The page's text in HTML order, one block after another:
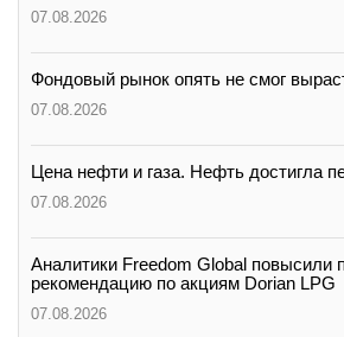
07.08.2026
Фондовый рынок опять не смог
07.08.2026
Цена нефти и газа. Нефть достигла
07.08.2026
Аналитики Freedom Global повысили
рекомендацию по акциям Dorian LPG
07.08.2026